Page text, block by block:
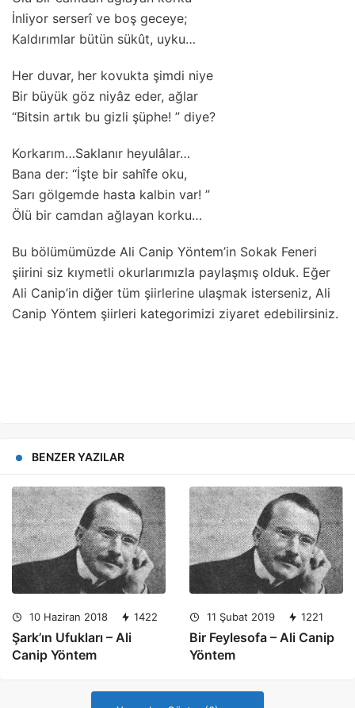
İnliyor serserî ve boş geceye;
Kaldırımlar bütün sükût, uyku…
Her duvar, her kovukta şimdi niye
Bir büyük göz niyâz eder, ağlar
“Bitsin artık bu gizli şüphe! ” diye?
Korkarım…Saklanır heyulâlar…
Bana der: “İşte bir sahîfe oku,
Sarı gölgemde hasta kalbin var! ”
Ölü bir camdan ağlayan korku…
Bu bölümümüzde Ali Canip Yöntem’in Sokak Feneri
şiirini siz kıymetli okurlarımızla paylaşmış olduk. Eğer
Ali Canip’in diğer tüm şiirlerine ulaşmak isterseniz, Ali
Canip Yöntem şiirleri kategorimizi ziyaret edebilirsiniz.
BENZER YAZILAR
10 Haziran 2018 1422
Şark’ın Ufukları – Ali
Canip Yöntem
11 Şubat 2019 1221
Bir Feylesofa – Ali Canip
Yöntem